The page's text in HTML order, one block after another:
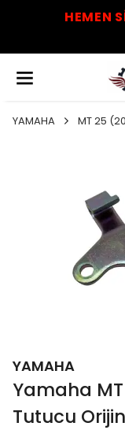
HEMEN
YAMAHA MT 25
YAMAHA
Yamaha
Tutucu